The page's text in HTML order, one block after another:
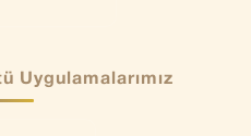
Uygulamalarımız